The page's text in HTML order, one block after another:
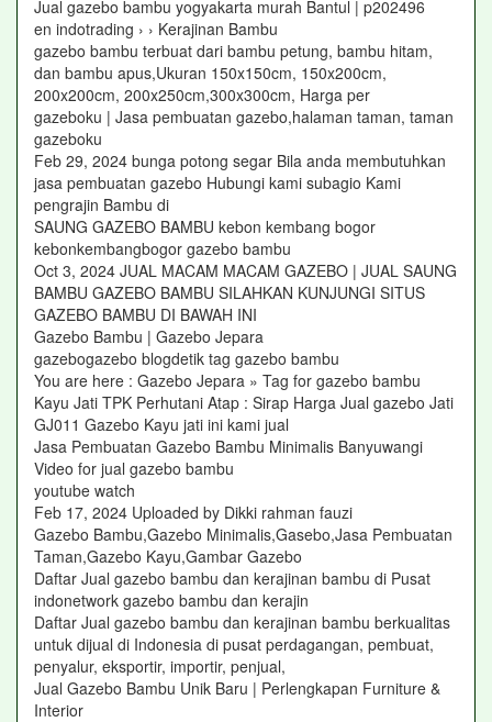
Jual gazebo bambu yogyakarta murah Bantul | p202496
en indotrading › › Kerajinan Bambu
gazebo bambu terbuat dari bambu petung, bambu hitam,
dan bambu apus,Ukuran 150x150cm, 150x200cm,
200x200cm, 200x250cm,300x300cm, Harga per
gazeboku | Jasa pembuatan gazebo,halaman taman, taman
gazeboku
Feb 29, 2024 bunga potong segar Bila anda membutuhkan
jasa pembuatan gazebo Hubungi kami subagio Kami
pengrajin Bambu di
SAUNG GAZEBO BAMBU kebon kembang bogor
kebonkembangbogor gazebo bambu
Oct 3, 2024 JUAL MACAM MACAM GAZEBO | JUAL SAUNG
BAMBU GAZEBO BAMBU SILAHKAN KUNJUNGI SITUS
GAZEBO BAMBU DI BAWAH INI
Gazebo Bambu | Gazebo Jepara
gazebogazebo blogdetik tag gazebo bambu
You are here : Gazebo Jepara » Tag for gazebo bambu
Kayu Jati TPK Perhutani Atap : Sirap Harga Jual gazebo Jati
GJ011 Gazebo Kayu jati ini kami jual
Jasa Pembuatan Gazebo Bambu Minimalis Banyuwangi
Video for jual gazebo bambu
youtube watch
Feb 17, 2024 Uploaded by Dikki rahman fauzi
Gazebo Bambu,Gazebo Minimalis,Gasebo,Jasa Pembuatan
Taman,Gazebo Kayu,Gambar Gazebo
Daftar Jual gazebo bambu dan kerajinan bambu di Pusat
indonetwork gazebo bambu dan kerajin
Daftar Jual gazebo bambu dan kerajinan bambu berkualitas
untuk dijual di Indonesia di pusat perdagangan, pembuat,
penyalur, eksportir, importir, penjual,
Jual Gazebo Bambu Unik Baru | Perlengkapan Furniture &
Interior‎